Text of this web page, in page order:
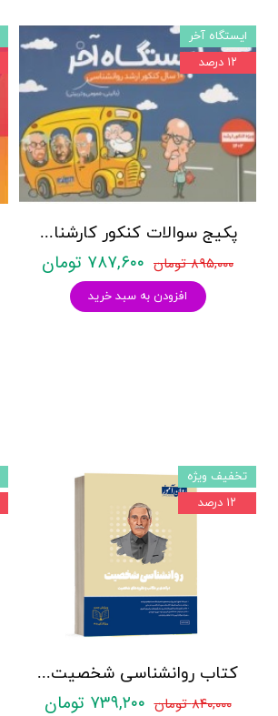
پکیج سوالات کنکور کارشناسی ارشد روانشناسی (بالینی، عمومی و تربیتی) با پاسخنامه تشریحی روان آموز
۸۹۵,۰۰۰ تومان ۷۸۷,۶۰۰ تومان
افزودن به سبد خرید
ایستگاه آخر
۱۲ درصد
کتاب روانشناسی شخصیت نشر روان آموز زهرا ساعدی
۸۴۰,۰۰۰ تومان ۷۳۹,۲۰۰ تومان
تخفیف ویژه
۱۲ درصد